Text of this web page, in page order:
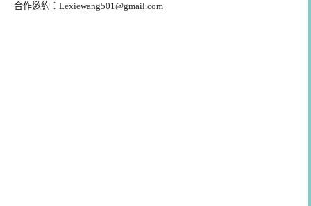
合作邀約： Lexiewang501@gmail.com